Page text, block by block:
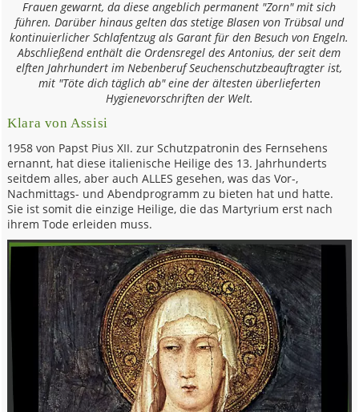
Frauen gewarnt, da diese angeblich permanent "Zorn" mit sich
führen. Darüber hinaus gelten das stetige Blasen von Trübsal und
kontinuierlicher Schlafentzug als Garant für den Besuch von Engeln.
Abschließend enthält die Ordensregel des Antonius, der seit dem
elften Jahrhundert im Nebenberuf Seuchenschutzbeauftragter ist,
mit "Töte dich täglich ab" eine der ältesten überlieferten
Hygienevorschriften der Welt.
Klara von Assisi
1958 von Papst Pius XII. zur Schutzpatronin des Fernsehens
ernannt, hat diese italienische Heilige des 13. Jahrhunderts
seitdem alles, aber auch ALLES gesehen, was das Vor-,
Nachmittags- und Abendprogramm zu bieten hat und hatte.
Sie ist somit die einzige Heilige, die das Martyrium erst nach
ihrem Tode erleiden muss.